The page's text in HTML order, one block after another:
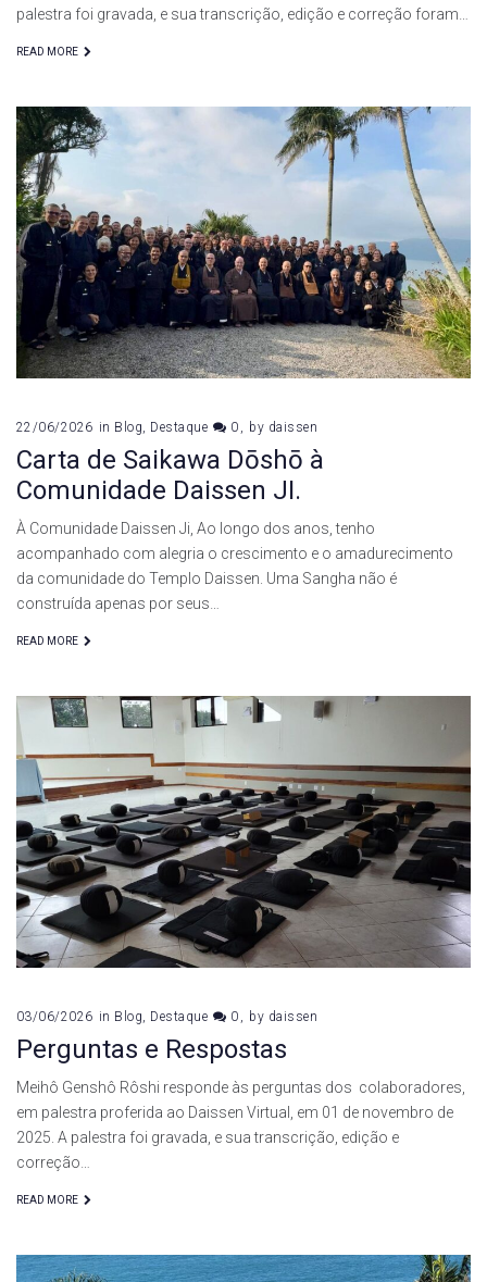
palestra foi gravada, e sua transcrição, edição e correção foram…
READ MORE
22/06/2026 in Blog, Destaque 0 by daissen
Carta de Saikawa Dōshō à
Comunidade Daissen JI.
À Comunidade Daissen Ji, Ao longo dos anos, tenho
acompanhado com alegria o crescimento e o amadurecimento
da comunidade do Templo Daissen. Uma Sangha não é
construída apenas por seus…
READ MORE
03/06/2026 in Blog Destaque 0 by daissen
Perguntas e Respostas
Meihô Genshô Rôshi responde às perguntas dos colaboradores,
em palestra proferida ao Daissen Virtual, em 01 de novembro de
2025. A palestra foi gravada, e sua transcrição, edição e
correção…
READ MORE